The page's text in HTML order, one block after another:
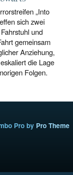
„Into
sich zwei
und
gemeinsam
Anziehung,
die Lage
Folgen.
Pro by Pro Theme